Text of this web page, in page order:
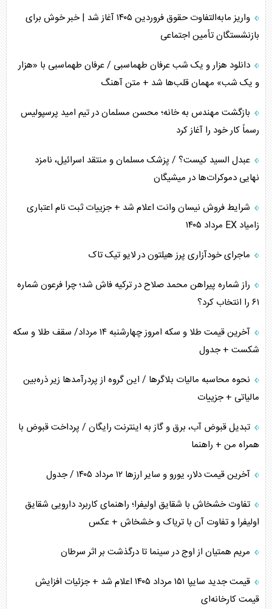
برنامه هفتم توسعه در نقطه کور سیاستگذاری
اوکراین بازوی مخرب آمریکا در غرب آسیا
اهمیت راهبردی اردن برای آمریکا
پیام، ظرفیت بالفعل‌نشده تجارت ایران
همسویی عربستان با سنتکام علیه متحدان ایران
ترامپ و توهم خلع سلاح حماس
چرا کویت به دنبال شریک امنیتی جدید است؟
اعتراف غرب به قدرت ایران در تثبیت معادلات
خطای راهبردی ترامپ مقابل برزیل
واریز مابه‌التفاوت حقوق فروردین ۱۴۰۵ آغاز شد | خبر خوش برای
بازنشستگان تأمین اجتماعی
دانلود هزار و یک شب عرفان طهماسبی / عرفان طهماسبی با «هزار
و یک شب» مهمان قلب‌ها شد + متن آهنگ
بازگشت مهندس به خانه؛ محسن مسلمان در تیم امید پرسپولیس
رسماً کار خود را آغاز کرد
عبدل السید کیست؟ / پزشک مسلمان و منتقد اسرائیل، نامزد
نهایی دموکرات‌ها در میشیگان
شرایط فروش نیسان وانت اعلام شد + جزییات ثبت نام اعتباری
زامیاد EX مرداد ۱۴۰۵
ماجرای خودآزاری پرز هیلتون در لایو تیک تاک
راز شماره پیراهن محمد صلاح در ترکیه فاش شد؛ چرا فرعون شماره
۶۱ را انتخاب کرد؟
آخرین قیمت طلا و سکه امروز چهارشنبه ۱۴ مرداد/ سقف طلا و سکه
شکست + جدول
نحوه محاسبه مالیات بلاگر‌ها / این گروه از پردرآمد‌ها زیر ذره‌بین
مالیاتی + جزییات
تبدیل قبوض آب، برق و گاز به اینترنت رایگان / پرداخت قبوض با
همراه من + راهنما
آخرین قیمت دلار، یورو و سایر ارز‌ها ۱۲ مرداد ۱۴۰۵ / جدول
تفاوت خشخاش با شقایق اولیفرا؛ راهنمای کاربرد دارویی شقایق
اولیفرا و تفاوت آن با تریاک و خشخاش + عکس
مریم همتیان از اوج در سینما تا درگذشت بر اثر سرطان
قیمت جدید سایپا ۱۵۱ مرداد ۱۴۰۵ اعلام شد + جزئیات افزایش
قیمت کارخانه‌ای